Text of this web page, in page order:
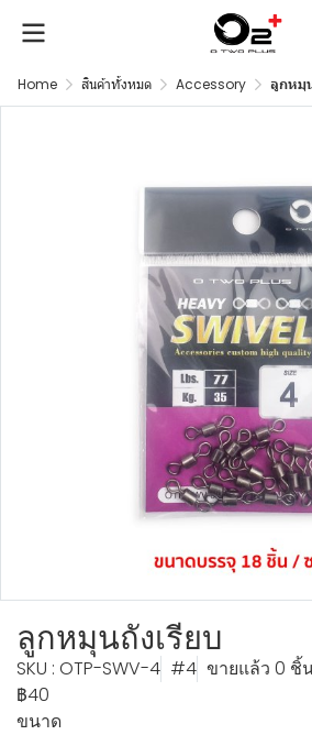
Home สินค้าทั้งหมด Accessory ลูกหมุ
ลูกหมุนถังเรียบ
SKU : OTP-SWV-4 #4 ขายแล้ว 0 ชิ้
฿40
ขนาด